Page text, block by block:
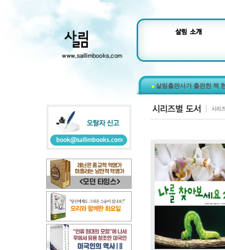
살림출판사가 출판한 책